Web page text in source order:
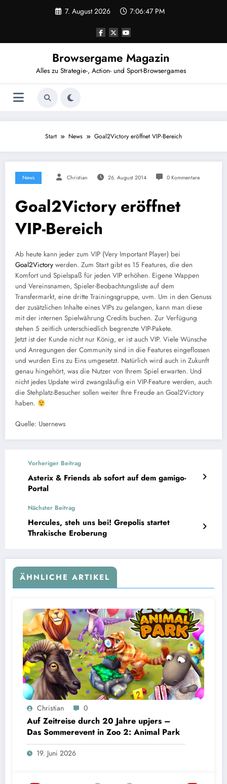
7. August 2026 7:06:48 PM
Browsergame Magazin
Alles zu Strategie-, Action- und Sport-Browsergames
Start News Goal2Victory eröffnet VIP-Bereich
News Christian 26. August 2014 0 Kommentare
Goal2Victory eröffnet
VIP-Bereich
Ab heute kann jeder zum VIP (Very Important Player) bei
Goal2Victory werden. Zum Start gibt es 15 Features, die den
Komfort und Spielspaß für jeden VIP erhöhen. Eigene Wappen
und Vereinsnamen, Spieler-Beobachtungsliste auf dem
Transfermarkt, eine dritte Trainingsgruppe, uvm. Um in den Genuss
der zusätzlichen Inhalte eines VIPs zu gelangen, kann man diese
mit der internen Spielwährung Credits buchen. Zur Verfügung
stehen 5 zeitlich unterschiedlich begrenzte VIP-Pakete.
Jetzt ist der Kunde nicht nur König, er ist auch VIP. Viele Wünsche
und Anregungen der Community sind in die Features eingeflossen
und wurden Eins zu Eins umgesetzt. Natürlich wird auch in Zukunft
genau hingehört, was die Nutzer von Ihrem Spiel erwarten. Und
nicht jedes Update wird zwangsläufig ein VIP-Feature werden, auch
die Stehplatz-Besucher sollen weiter Ihre Freude an Goal2Victory
haben.
Quelle: Usernews
Vorheriger Beitrag
Asterix & Friends ab sofort auf dem gamigo-
Portal
Nächster Beitrag
Hercules, steh uns bei! Grepolis startet
Thrakische Eroberung
ÄHNLICHE ARTIKEL
Christian 0
Auf Zeitreise durch 20 Jahre upjers –
Das Sommerevent in Zoo 2: Animal Park
19. Juni 2026